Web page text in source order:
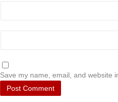
Save my name, email, and website